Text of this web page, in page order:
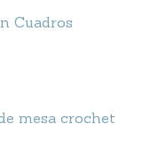
Cuadros
mesa crochet